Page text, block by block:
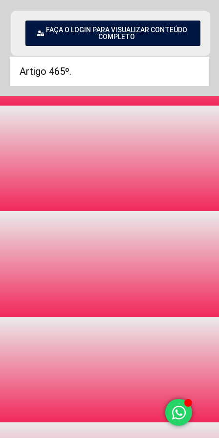
FAÇA O LOGIN PARA VISUALIZAR CONTEÚDO
COMPLETO
Artigo 465º.